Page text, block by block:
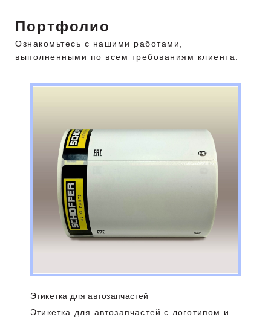
Портфолио
Ознакомьтесь с нашими работами,
выполненными по всем требованиям клиента.
Этикетка для автозапчастей
Этикетка для автозапчастей с логотипом и